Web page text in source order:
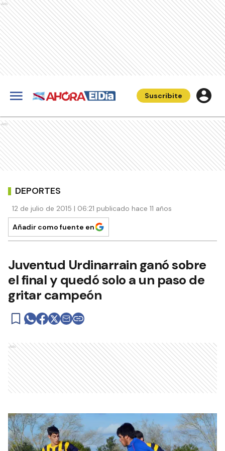
Ads
Suscribite
Ads
DEPORTES
12 de julio de 2015 | 06:21 publicado hace 11 años
Añadir como fuente en
Juventud Urdinarrain ganó sobre
el final y quedó solo a un paso de
gritar campeón
Ads